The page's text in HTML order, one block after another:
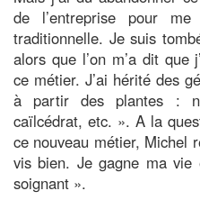
de l’entreprise pour
traditionnelle. Je suis
alors que l’on m’a dit que
ce métier. J’ai hérité des
à partir des plantes :
caïlcédrat, etc. ». A la
ce nouveau métier, Michel
vis bien. Je gagne ma
soignant ».